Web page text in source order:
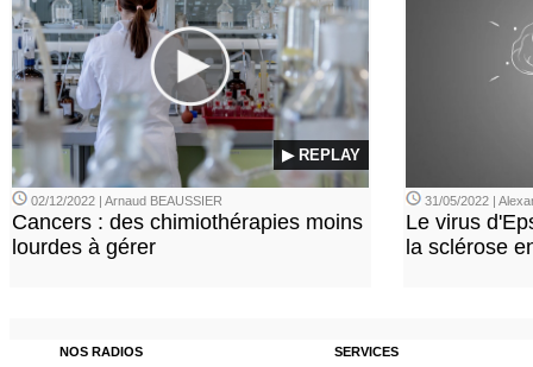
▶ REPLAY
02/12/2022 | Arnaud BEAUSSIER
Cancers : des chimiothérapies moins
lourdes à gérer
31/05/2022 |
Le virus
la sclérose
NOS RADIOS SERVICES